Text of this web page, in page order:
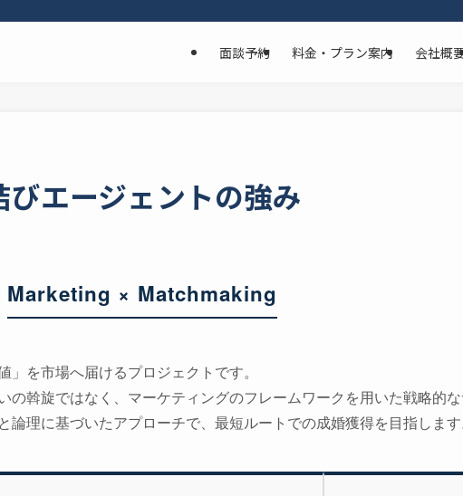
面談予約 料金・プラン案内 会社概
びエージェントの強み
Marketing × Matchmaking
を市場へ届けるプロジェクトです。
の斡旋ではなく、マーケティングのフレームワークを用いた戦略的
論理に基づいたアプローチで、最短ルートでの成婚獲得を目指します